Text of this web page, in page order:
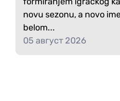
novu sezonu, a novo
belom...
05 август 2026